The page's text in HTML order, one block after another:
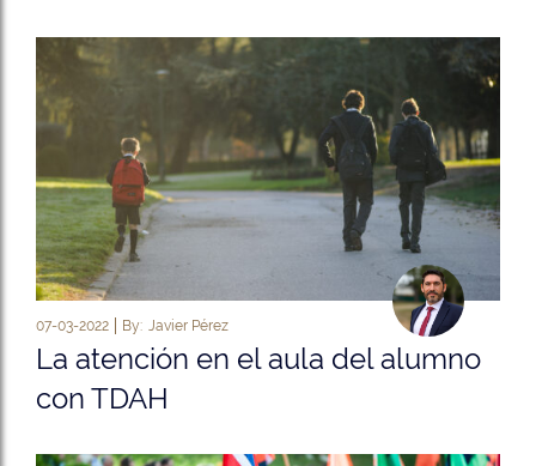
07-03-2022 By: Javier Pérez
La atención en el aula del alumno
con TDAH